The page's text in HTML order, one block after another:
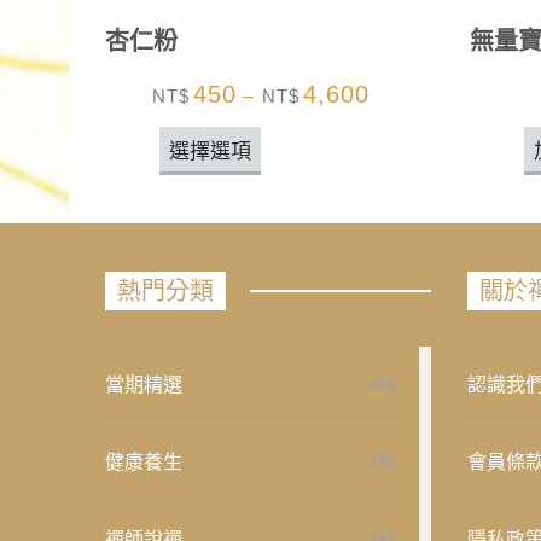
杏仁粉
NT$ 450 – NT$ 4,600
選擇選項
無量
熱門分類
當期精選 658
健康養生 276
關於
認識我
會員條